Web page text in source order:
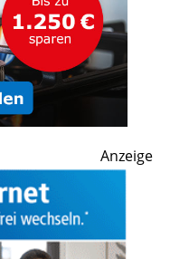
Anzeige